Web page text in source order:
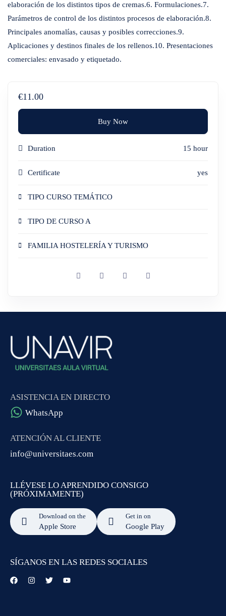
elaboración de los distintos tipos de cremas.6. Formulaciones.7.
Parámetros de control de los distintos procesos de elaboración.8.
Principales anomalías, causas y posibles correcciones.9.
Aplicaciones y destinos finales de los rellenos.10. Presentaciones
comerciales: envasado y etiquetado.
€11.00
Buy Now
Duration 15 hour
Certificate yes
TIPO CURSO TEMÁTICO
TIPO DE CURSO A
FAMILIA HOSTELERÍA Y TURISMO
ASISTENCIA EN DIRECTO
WhatsApp
ATENCIÓN AL CLIENTE
info@universitaes.com
LLÉVESE LO APRENDIDO CONSIGO
(PRÓXIMAMENTE)
Download on the
Apple Store
Get in on
Google Play
SÍGANOS EN LAS REDES SOCIALES